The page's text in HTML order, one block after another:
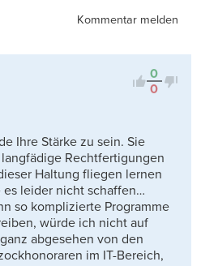
Kommentar melden
0
0
Ihre Stärke zu sein. Sie
Rechtfertigungen
Haltung fliegen lernen
leider nicht schaffen…
so komplizierte Programme
würde ich nicht auf
abgesehen von den
im IT-Bereich,